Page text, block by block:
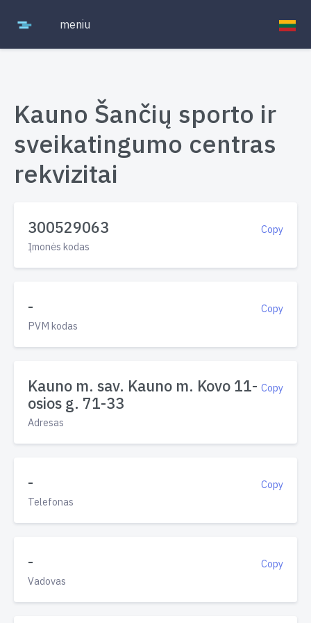
meniu
Kauno Šančių sporto ir
sveikatingumo centras
rekvizitai
Copy
300529063
Įmonės kodas
Copy
-
PVM kodas
Copy
Kauno m. sav. Kauno m. Kovo 11-
osios g. 71-33
Adresas
Copy
-
Telefonas
Copy
-
Vadovas